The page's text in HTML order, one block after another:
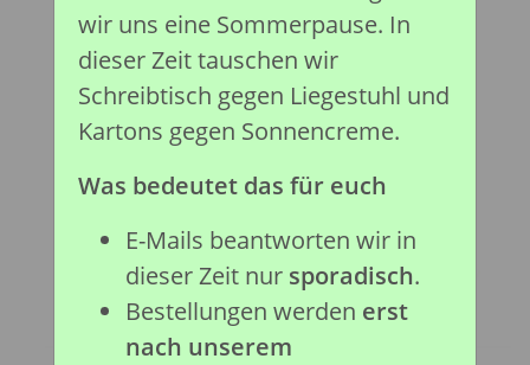
wir uns eine Sommerpause. In
dieser Zeit tauschen wir
Schreibtisch gegen Liegestuhl und
Kartons gegen Sonnencreme.
Was bedeutet das für euch
E-Mails beantworten wir in
dieser Zeit nur sporadisch.
Bestellungen werden erst
nach unserem